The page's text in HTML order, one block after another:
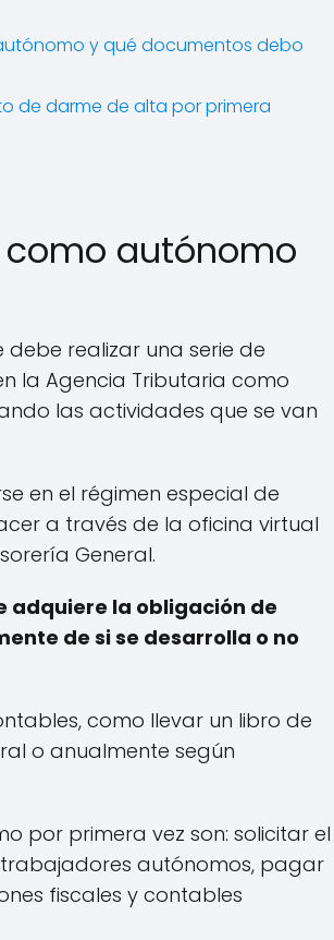
y qué documentos debo
de darme de alta por primera
como autónomo
debe realizar una serie de
la Agencia Tributaria como
las actividades que se van
en el régimen especial de
a través de la oficina virtual
General.
adquiere la obligación de
de si se desarrolla o no
como llevar un libro de
o anualmente según
por primera vez son: solicitar el
trabajadores autónomos, pagar
fiscales y contables